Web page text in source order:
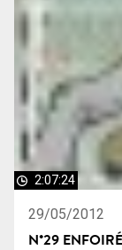
2:07:24
29/05/2012
N°29